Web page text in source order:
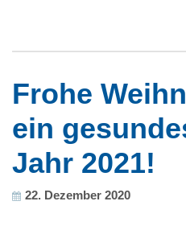
Frohe
ein
Jahr 2021!
22. Dezember 2020